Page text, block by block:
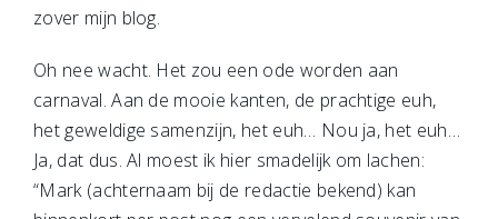
zover mijn blog.
Oh nee wacht. Het zou een ode worden aan
carnaval. Aan de mooie kanten, de prachtige euh,
het geweldige samenzijn, het euh… Nou ja, het euh…
Ja, dat dus. Al moest ik hier smadelijk om lachen:
“Mark (achternaam bij de redactie bekend) kan